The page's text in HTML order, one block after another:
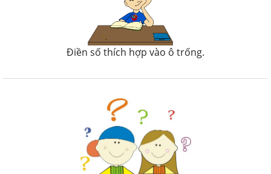
Điền số thích hợp vào ô trống.